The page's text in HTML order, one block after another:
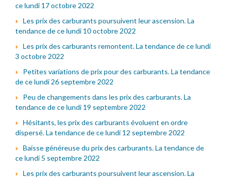
ce lundi 17 octobre 2022
Les prix des carburants poursuivent leur ascension. La
tendance de ce lundi 10 octobre 2022
Les prix des carburants remontent. La tendance de ce lundi
3 octobre 2022
Petites variations de prix pour des carburants. La tendance
de ce lundi 26 septembre 2022
Peu de changements dans les prix des carburants. La
tendance de ce lundi 19 septembre 2022
Hésitants, les prix des carburants évoluent en ordre
dispersé. La tendance de ce lundi 12 septembre 2022
Baisse généreuse du prix des carburants. La tendance de
ce lundi 5 septembre 2022
Les prix des carburants poursuivent leur ascension. La